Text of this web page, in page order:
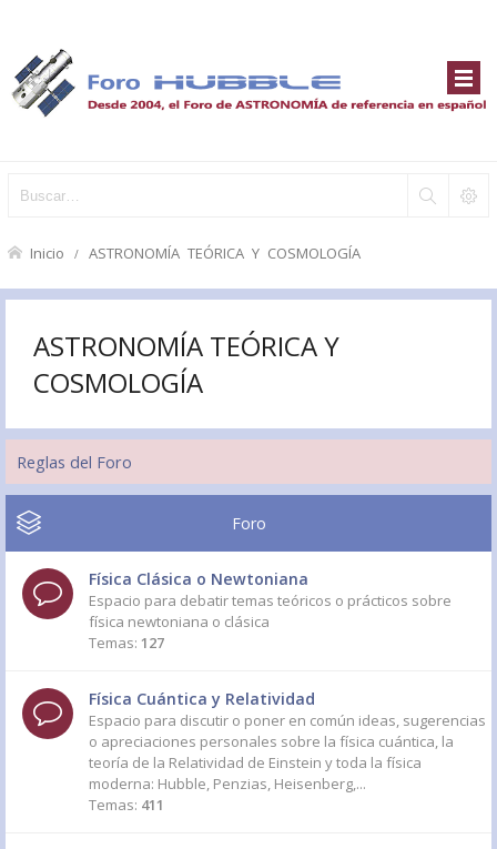
Inicio ASTRONOMÍA TEÓRICA Y COSMOLOGÍA
ASTRONOMÍA TEÓRICA Y
COSMOLOGÍA
Reglas del Foro
Foro
Física Clásica o Newtoniana
Espacio para debatir temas teóricos o prácticos sobre
física newtoniana o clásica
Temas: 127
Física Cuántica y Relatividad
Espacio para discutir o poner en común ideas, sugerencias
o apreciaciones personales sobre la física cuántica, la
teoría de la Relatividad de Einstein y toda la física
moderna: Hubble, Penzias, Heisenberg,...
Temas: 411